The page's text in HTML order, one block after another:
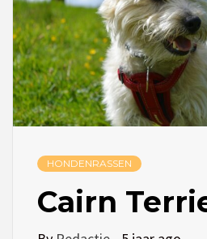
HONDENRASSEN
Cairn